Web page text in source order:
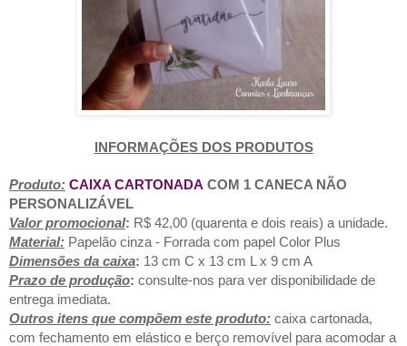
INFORMAÇÕES DOS PRODUTOS
Produto: CAIXA CARTONADA COM 1 CANECA NÃO
PERSONALIZÁVEL
Valor promocional: R$ 42,00 (quarenta e dois reais) a unidade.
Material: Papelão cinza - Forrada com papel Color Plus
Dimensões da caixa: 13 cm C x 13 cm L x 9 cm A
Prazo de produção: consulte-nos para ver disponibilidade de
entrega imediata.
Outros itens que compõem este produto: caixa cartonada,
com fechamento em elástico e berço removível para acomodar a